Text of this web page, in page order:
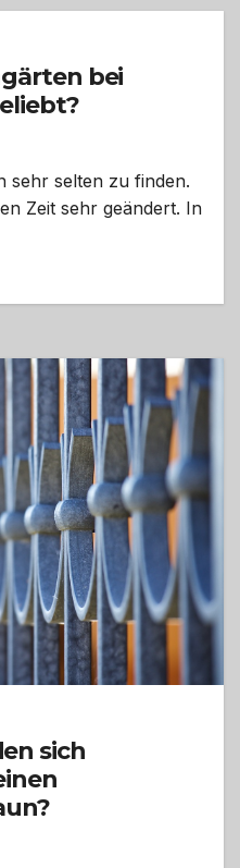
bei
sehr selten zu finden.
Zeit sehr geändert. In
sich